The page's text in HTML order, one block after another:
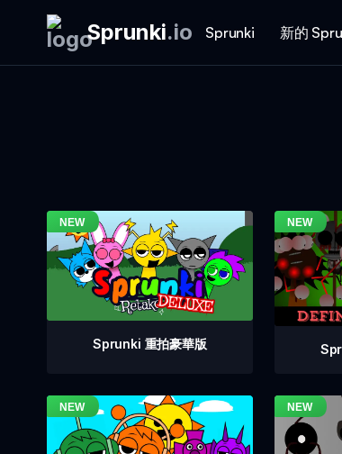
Sprunki.io Sprunki 新的
Sprunki 重拍豪華版